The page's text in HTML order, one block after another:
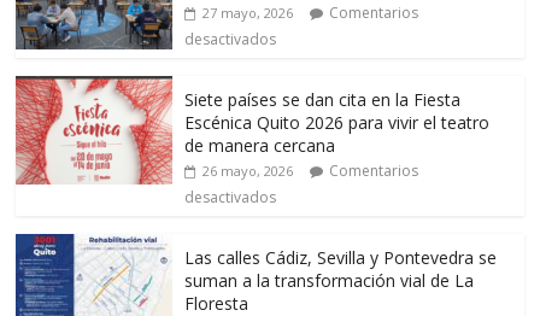
27 mayo, 2026
Comentarios
desactivados
Siete países se dan cita en la Fiesta
Escénica Quito 2026 para vivir el teatro
de manera cercana
26 mayo, 2026
Comentarios
desactivados
Las calles Cádiz, Sevilla y Pontevedra se
suman a la transformación vial de La
Floresta